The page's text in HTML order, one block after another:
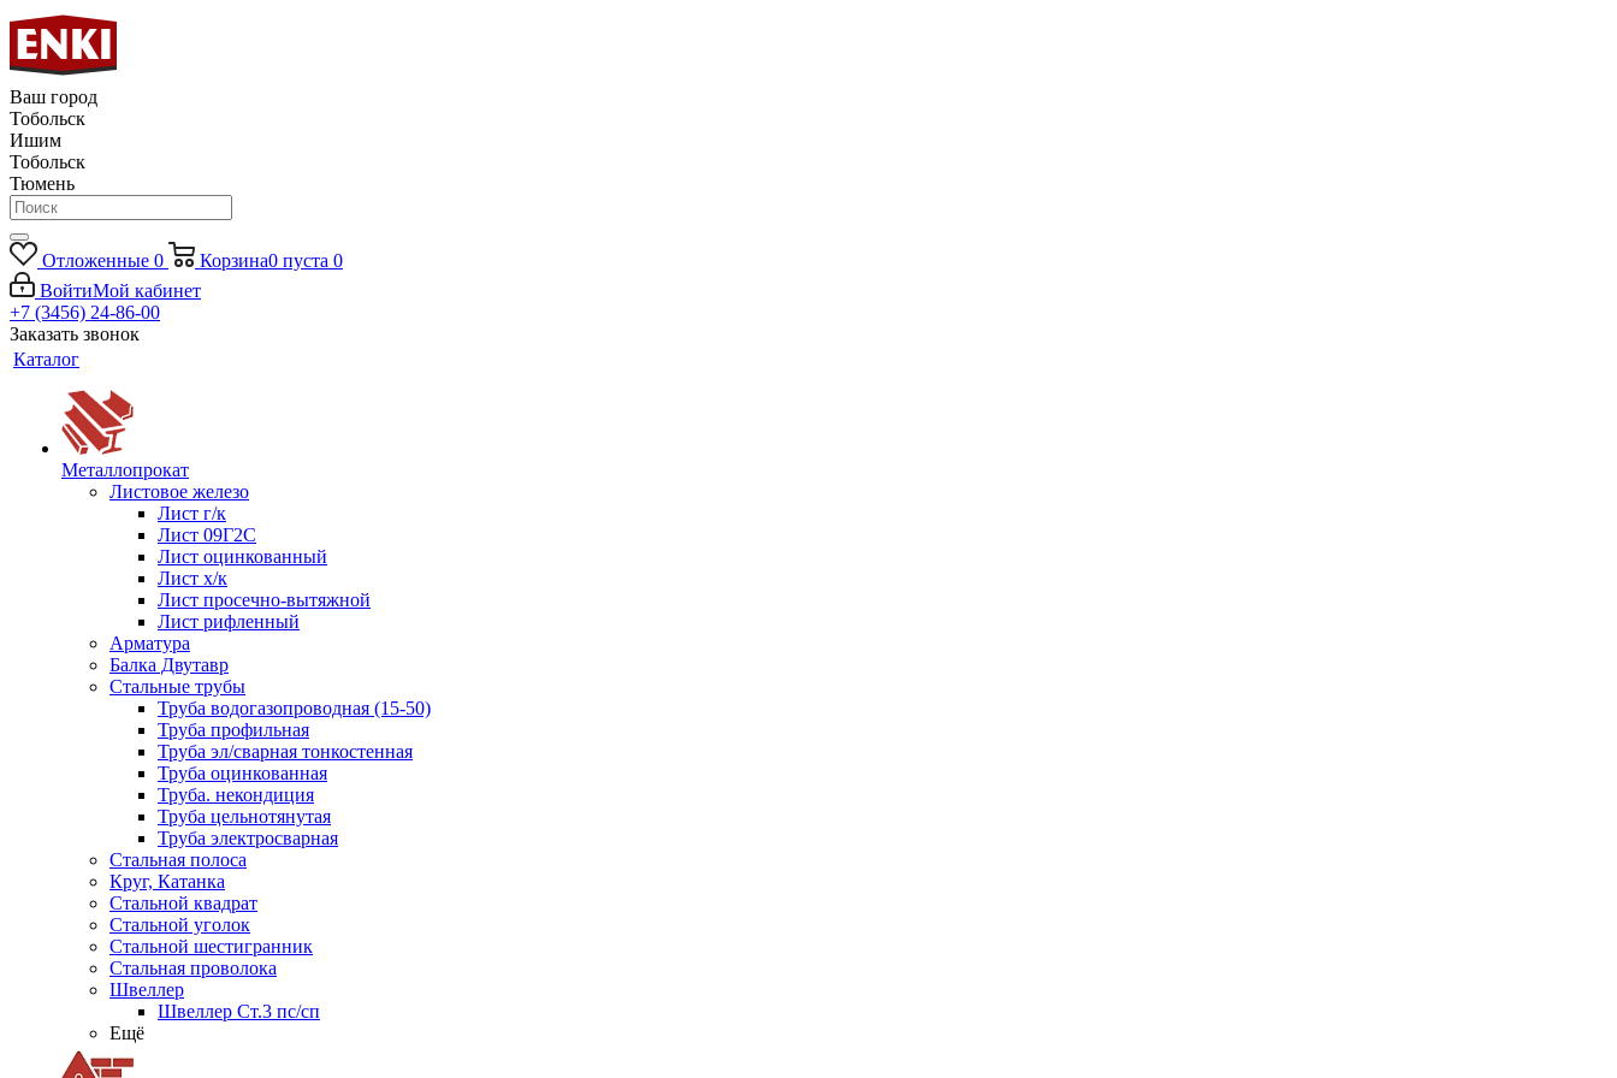
Ваш город
Тобольск
Ишим
Тобольск
Тюмень
Отложенные 0 Корзина0 пуста 0
ВойтиМой кабинет
+7 (3456) 24-86-00
Заказать звонок
Каталог
Металлопрокат
Листовое железо
Лист г/к
Лист 09Г2С
Лист оцинкованный
Лист х/к
Лист просечно-вытяжной
Лист рифленный
Арматура
Балка Двутавр
Стальные трубы
Труба водогазопроводная (15-50)
Труба профильная
Труба эл/сварная тонкостенная
Труба оцинкованная
Труба. некондиция
Труба цельнотянутая
Труба электросварная
Стальная полоса
Круг, Катанка
Стальной квадрат
Стальной уголок
Стальной шестигранник
Стальная проволока
Швеллер
Швеллер Ст.3 пс/сп
Ещё